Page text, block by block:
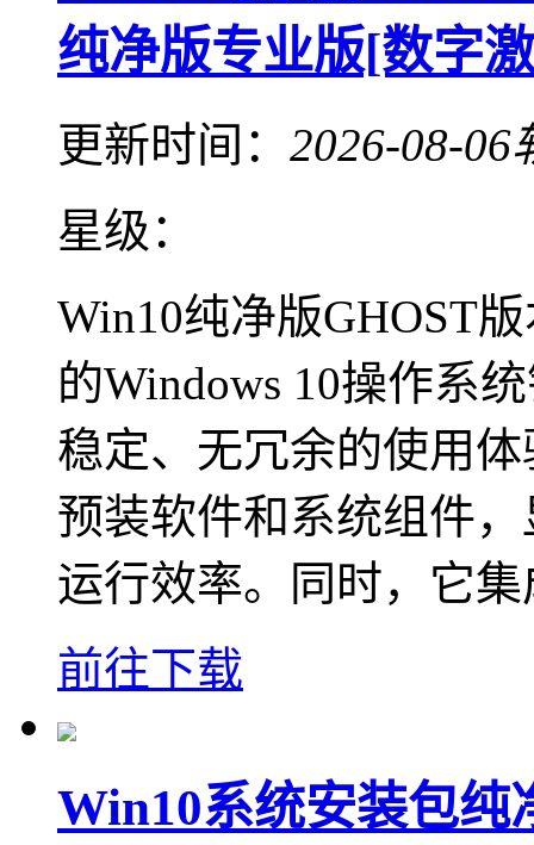
纯净版专业版[数字
更新时间： 2026-08-06
星级：
Win10纯净版GHOST
的Windows 10操作系
稳定、无冗余的使用
预装软件和系统组件
运行效率。同时，它
前往下载
Win10系统安装包纯